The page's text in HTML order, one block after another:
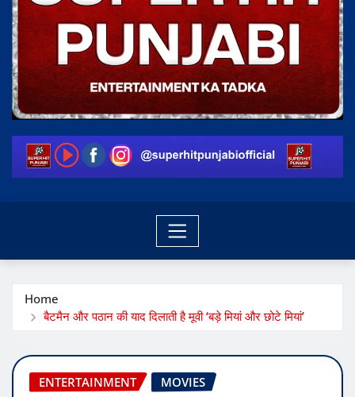
Home
बैटमैन और पठान की याद दिलाती है मूवी ‘बड़े मियां और छोटे मियां’
ENTERTAINMENT MOVIES